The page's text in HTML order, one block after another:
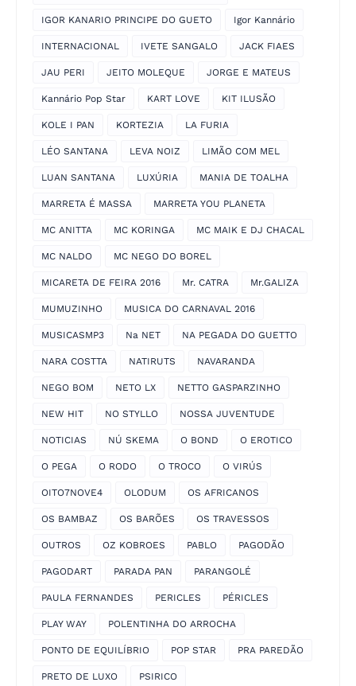
IGOR KANARIO PRINCIPE DO GUETO Igor Kannário
INTERNACIONAL IVETE SANGALO JACK FIAES
JAU PERI JEITO MOLEQUE JORGE E MATEUS
Kannário Pop Star KART LOVE KIT ILUSÃO
KOLE I PAN KORTEZIA LA FURIA
LÉO SANTANA LEVA NOIZ LIMÃO COM MEL
LUAN SANTANA LUXÚRIA MANIA DE TOALHA
MARRETA É MASSA MARRETA YOU PLANETA
MC ANITTA MC KORINGA MC MAIK E DJ CHACAL
MC NALDO MC NEGO DO BOREL
MICARETA DE FEIRA 2016 Mr. CATRA Mr.GALIZA
MUMUZINHO MUSICA DO CARNAVAL 2016
MUSICASMP3 Na NET NA PEGADA DO GUETTO
NARA COSTTA NATIRUTS NAVARANDA
NEGO BOM NETO LX NETTO GASPARZINHO
NEW HIT NO STYLLO NOSSA JUVENTUDE
NOTICIAS NÚ SKEMA O BOND O EROTICO
O PEGA O RODO O TROCO O VIRÚS
OITO7NOVE4 OLODUM OS AFRICANOS
OS BAMBAZ OS BARÕES OS TRAVESSOS
OUTROS OZ KOBROES PABLO PAGODÃO
PAGODART PARADA PAN PARANGOLÉ
PAULA FERNANDES PERICLES PÉRICLES
PLAY WAY POLENTINHA DO ARROCHA
PONTO DE EQUILÍBRIO POP STAR PRA PAREDÃO
PRETO DE LUXO PSIRICO